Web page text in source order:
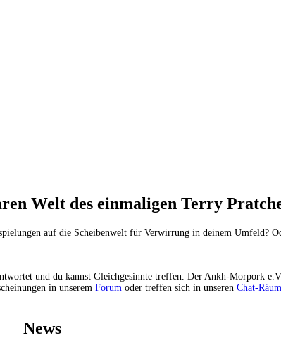
Welt des einmaligen Terry
auf die Scheibenwelt für Verwirrung in deinem Umfeld?
und du kannst Gleichgesinnte treffen. Der Ankh-Morpork
in unserem Forum oder treffen sich in unseren Chat-
News